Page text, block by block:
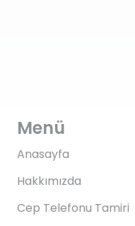
Menü
Anasayfa
Hakkımızda
Cep Telefonu Tamiri